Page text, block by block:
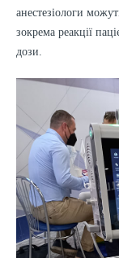
анестезіологи
зокрема реакції
дози.